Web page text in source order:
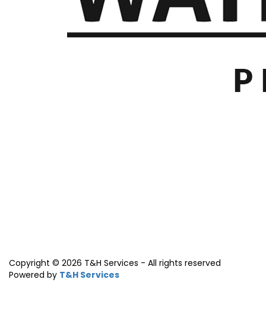
Copyright © 2026 T&H Services - All rights reserved
Powered by T&H Services